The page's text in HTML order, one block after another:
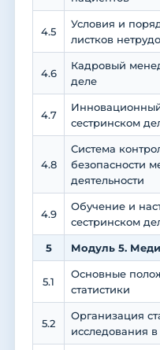
4.5
Условия и
листков
4.6
Кадровый
деле
4.7
сестринском
4.8
Система
безопасности
деятельности
4.9
Обучение и
сестринском
5 Модуль 5.
5.1
Основные
статистики
5.2
Организация
исследования